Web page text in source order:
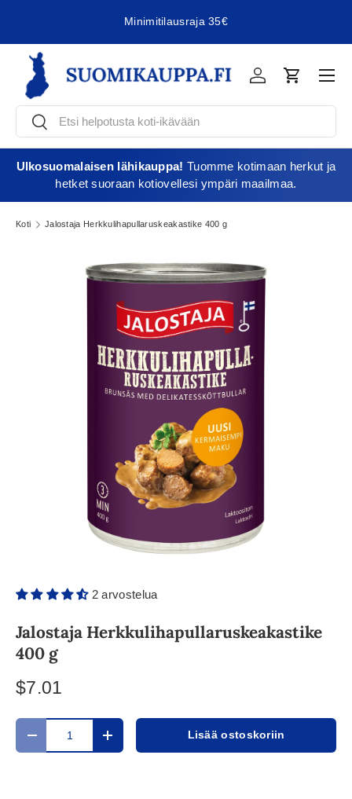
Minimitilausraja 35€
EtsiEtsi
KirjauduOstoskori
Ulkosuomalaisen lähikauppa! Tuomme kotimaan herkut ja
hetket suoraan kotiovellesi ympäri maailmaa.
Koti Jalostaja Herkkulihapullaruskeakastike 400 g
2 arvostelua
Jalostaja Herkkulihapullaruskeakastike
400 g
$7.01
Määrä
Translation missing: fi.cart.items.decrease_quantity
Translation missing:Lisää ostoskoriin